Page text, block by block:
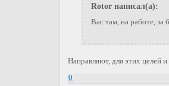
Rotor написал(а):
Вас там, на работе, за
Направляют, для этих целей
0